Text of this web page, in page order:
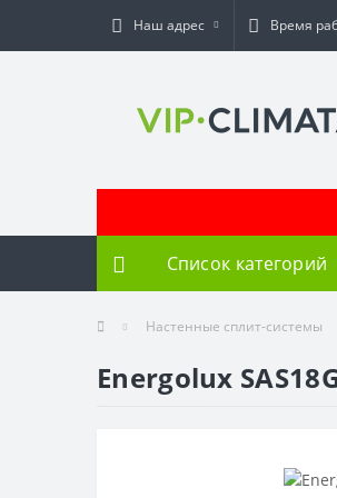
Наш адрес Время
Список категорий
Настенные сплит-системы
Energolux